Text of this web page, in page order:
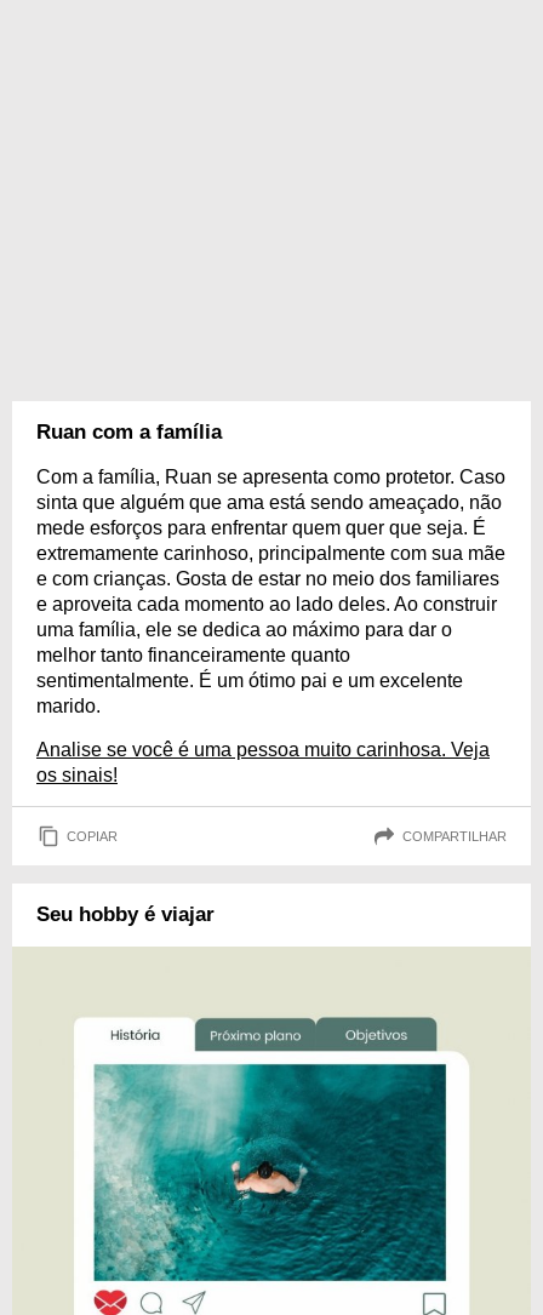
Ruan com a família
Com a família, Ruan se apresenta como protetor. Caso
sinta que alguém que ama está sendo ameaçado, não
mede esforços para enfrentar quem quer que seja. É
extremamente carinhoso, principalmente com sua mãe
e com crianças. Gosta de estar no meio dos familiares
e aproveita cada momento ao lado deles. Ao construir
uma família, ele se dedica ao máximo para dar o
melhor tanto financeiramente quanto
sentimentalmente. É um ótimo pai e um excelente
marido.
Analise se você é uma pessoa muito carinhosa. Veja
os sinais!
COPIAR COMPARTILHAR
Seu hobby é viajar